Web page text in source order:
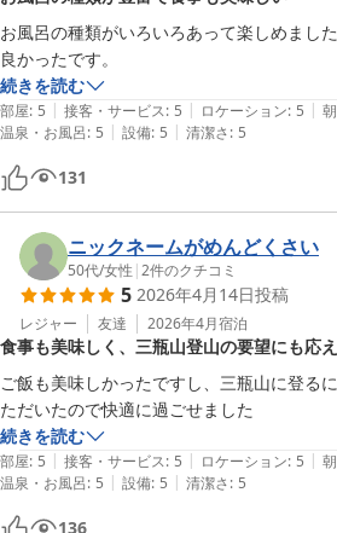
お風呂の種類がいろいろあって楽しめまし
良かったです。
続きを読む
部屋: 5 | 接客・サービス: 5 | ロケーション: 5 |
温泉・お風呂: 5 | 設備: 5 | 清潔さ: 5
131
ニックネームがめんどくさい
50代/女性 |2件のクチコミ
5 2026年4月14日投稿
レジャー 友達 2026年4月宿泊
食事も美味しく、三瓶山登山の要望にも応
ご飯も美味しかったですし、三瓶山に登る
ただいたので快適に過ごせました
続きを読む
部屋: 5 | 接客・サービス: 5 | ロケーション: 5 |
温泉・お風呂: 5 | 設備: 5 | 清潔さ: 5
136